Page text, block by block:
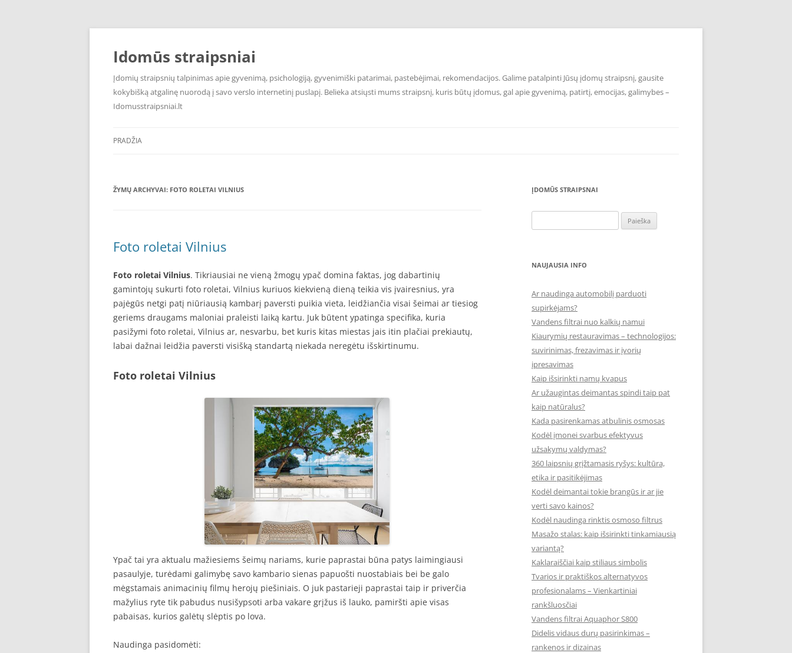
Pereiti
turinio
Idomūs straipsniai
Įdomių straipsnių talpinimas apie gyvenimą, psichologiją, gyvenimiški patarimai, pastebėjimai, rekomendacijos. Galime patalpinti Jūsų įdomų straipsnį, gausite
kokybišką atgalinę nuorodą į savo verslo internetinį puslapį. Belieka atsiųsti mums straipsnį, kuris būtų įdomus, gal apie gyvenimą, patirtį, emocijas, galimybes –
Idomusstraipsniai.lt
PRADŽIA
ŽYMŲ ARCHYVAI: FOTO ROLETAI VILNIUS
Foto roletai Vilnius
Foto roletai Vilnius. Tikriausiai ne vieną žmogų ypač domina faktas, jog dabartinių
gamintojų sukurti foto roletai, Vilnius kuriuos kiekvieną dieną teikia vis įvairesnius, yra
pajėgūs netgi patį niūriausią kambarį paversti puikia vieta, leidžiančia visai šeimai ar tiesiog
geriems draugams maloniai praleisti laiką kartu. Juk būtent ypatinga specifika, kuria
pasižymi foto roletai, Vilnius ar, nesvarbu, bet kuris kitas miestas jais itin plačiai prekiautų,
labai dažnai leidžia paversti visišką standartą niekada neregėtu išskirtinumu.
Foto roletai Vilnius
Ypač tai yra aktualu mažiesiems šeimų nariams, kurie paprastai būna patys laimingiausi
pasaulyje, turėdami galimybę savo kambario sienas papuošti nuostabiais bei be galo
mėgstamais animacinių filmų herojų piešiniais. O juk pastarieji paprastai taip ir priverčia
mažylius ryte tik pabudus nusišypsoti arba vakare grįžus iš lauko, pamiršti apie visas
pabaisas, kurios galėtų slėptis po lova.
Naudinga pasidomėti:
ĮDOMŪS STRAIPSNAI
NAUJAUSIA INFO
Ar naudinga automobilį parduoti
supirkėjams?
Vandens filtrai nuo kalkių namui
Kiaurymių restauravimas – technologijos:
suvirinimas, frezavimas ir įvorių
įpresavimas
Kaip išsirinkti namų kvapus
Ar užaugintas deimantas spindi taip pat
kaip natūralus?
Kada pasirenkamas atbulinis osmosas
Kodėl įmonei svarbus efektyvus
užsakymų valdymas?
360 laipsnių grįžtamasis ryšys: kultūra,
etika ir pasitikėjimas
Kodėl deimantai tokie brangūs ir ar jie
verti savo kainos?
Kodėl naudinga rinktis osmoso filtrus
Masažo stalas: kaip išsirinkti tinkamiausią
variantą?
Kaklaraiščiai kaip stiliaus simbolis
Tvarios ir praktiškos alternatyvos
profesionalams – Vienkartiniai
rankšluosčiai
Vandens filtrai Aquaphor S800
Didelis vidaus durų pasirinkimas –
rankenos ir dizainas